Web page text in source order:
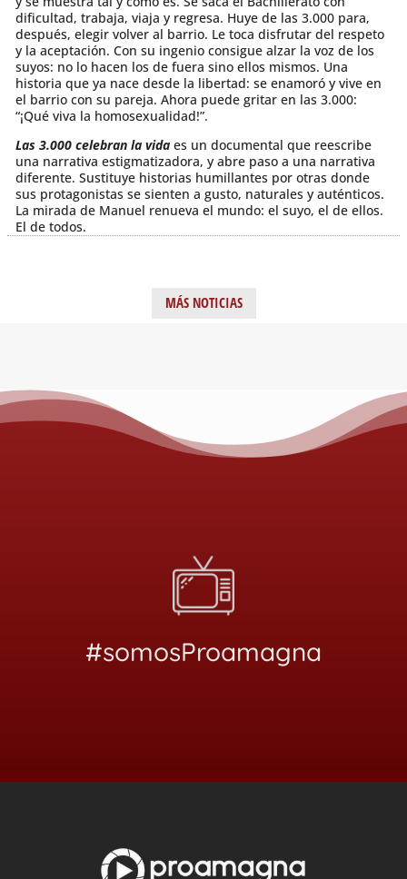
dificultad, trabaja, viaja y regresa. Huye de las 3.000 para,
después, elegir volver al barrio. Le toca disfrutar del respeto
y la aceptación. Con su ingenio consigue alzar la voz de los
suyos: no lo hacen los de fuera sino ellos mismos. Una
historia que ya nace desde la libertad: se enamoró y vive en
el barrio con su pareja. Ahora puede gritar en las 3.000:
“¡Qué viva la homosexualidad!”.
Las 3.000 celebran la vidaes un documental que reescribe
una narrativa estigmatizadora, y abre paso a una narrativa
diferente. Sustituye historias humillantes por otras donde
sus protagonistas se sienten a gusto, naturales y auténticos.
La mirada de Manuel renueva el mundo: el suyo, el de ellos.
El de todos.
MÁS NOTICIAS
#somosProamagna